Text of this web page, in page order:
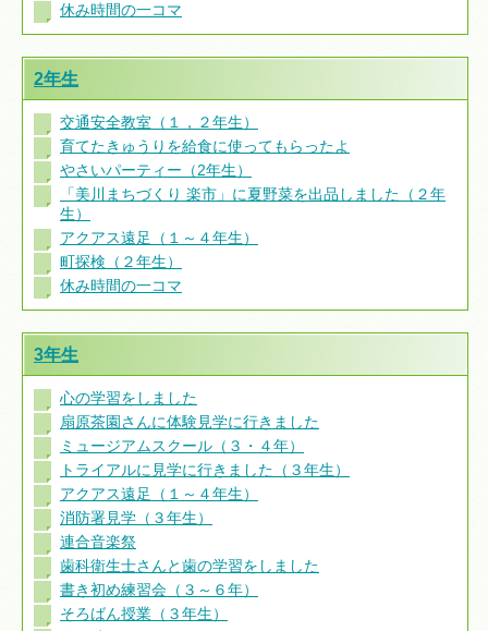
休み時間の一コマ
2年生
交通安全教室（１，２年生）
育てたきゅうりを給食に使ってもらったよ
やさいパーティー（2年生）
「美川まちづくり 楽市」に夏野菜を出品しました（２年
生）
アクアス遠足（１～４年生）
町探検（２年生）
休み時間の一コマ
3年生
心の学習をしました
扇原茶園さんに体験見学に行きました
ミュージアムスクール（３・４年）
トライアルに見学に行きました（３年生）
アクアス遠足（１～４年生）
消防署見学（３年生）
連合音楽祭
歯科衛生士さんと歯の学習をしました
書き初め練習会（３～６年）
そろばん授業（３年生）